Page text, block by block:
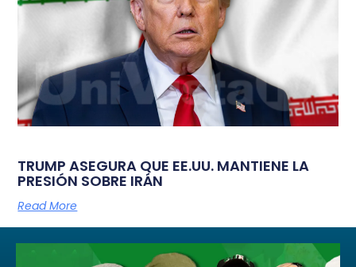
TRUMP ASEGURA QUE EE.UU. MANTIENE LA
PRESIÓN SOBRE IRÁN
Read More